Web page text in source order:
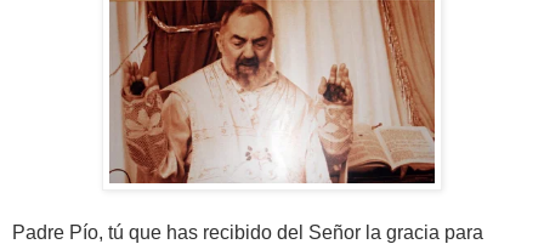
Padre Pío, tú que has recibido del Señor la gracia para